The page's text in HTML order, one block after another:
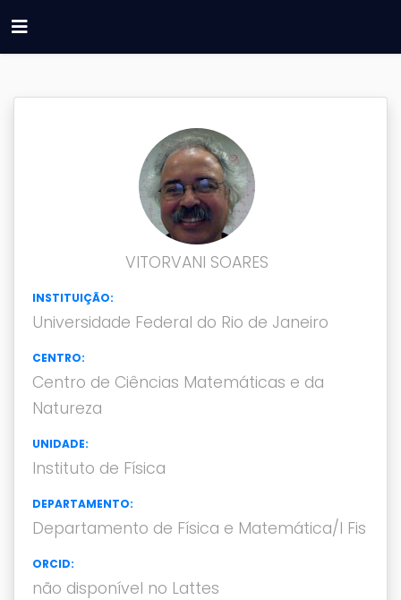
VITORVANI SOARES
INSTITUIÇÃO:
Universidade Federal do Rio de Janeiro
CENTRO:
Centro de Ciências Matemáticas e da
Natureza
UNIDADE:
Instituto de Física
DEPARTAMENTO:
Departamento de Física e Matemática/I Fis
ORCID:
não disponível no Lattes